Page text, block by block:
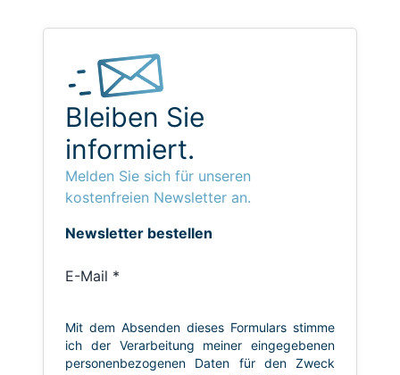
Bleiben Sie
informiert.
Melden Sie sich für unseren
kostenfreien Newsletter an.